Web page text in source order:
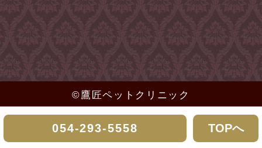
２９日午前診療（９時～１１時３０分）
2025/09/01
9月の診療日程
ら、大まかに食べ物アレルギーと犬アトピー
性皮膚炎を見分けられることもあります。
✩食物アレルギーの場合
・1歳未満からの発症、
©鷹匠ペットクリニック
054-293-5558 TOPへ